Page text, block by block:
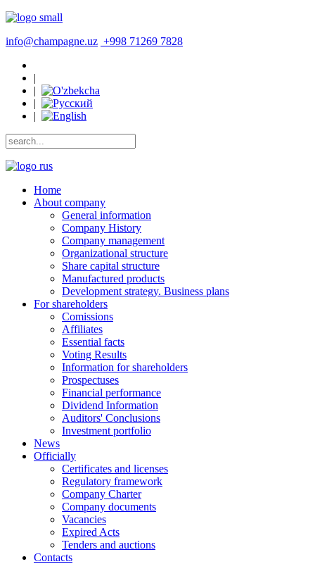
info@champagne.uz +998 71269 7828
|
|
|
|
Home
About company
General information
Company History
Company management
Organizational structure
Share capital structure
Manufactured products
Development strategy. Business plans
For shareholders
Comissions
Affiliates
Essential facts
Voting Results
Information for shareholders
Prospectuses
Financial performance
Dividend Information
Auditors' Conclusions
Investment portfolio
News
Officially
Certificates and licenses
Regulatory framework
Company Charter
Company documents
Vacancies
Expired Acts
Tenders and auctions
Contacts